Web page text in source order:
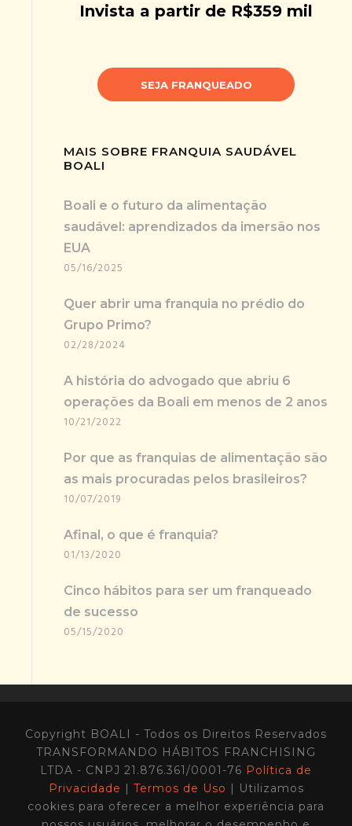
Invista a partir de R$359 mil
SEJA FRANQUEADO
MAIS SOBRE FRANQUIA SAUDÁVEL
BOALI
Boali e o futuro da alimentação
saudável: aprendizados da imersão nos
EUA
05/16/2025
Quer abrir uma franquia no prédio do
Grupo Primo?
02/28/2024
A história do advogado que abriu 6
operações da Boali em menos de 2 anos
10/21/2022
Por que as franquias de alimentação são
as mais procuradas pelos brasileiros?
10/07/2019
Afinal, o que é franquia?
01/13/2020
Cinco hábitos para ser um franqueado
de sucesso
05/15/2020
Copyright BOALI - Todos os Direitos Reservados
TRANSFORMANDO HÁBITOS FRANCHISING
LTDA - CNPJ 21.876.361/0001-76 Política de
Privacidade | Termos de Uso | Utilizamos
cookies para oferecer a melhor experiência para